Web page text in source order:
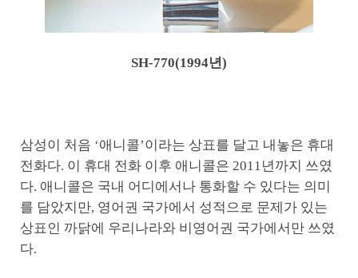
SH-770(1994년)
삼성이 처음 ‘애니콜’이라는 상표를 달고 내놓은 휴대
전화다. 이 휴대 전화 이후 애니콜은 2011년까지 쓰였
다. 애니콜은 국내 어디에서나 통화할 수 있다는 의미
를 담았지만, 영어권 국가에서 성적으로 문제가 있는
상표인 까닭에 우리나라와 비영어권 국가에서만 쓰였
다.